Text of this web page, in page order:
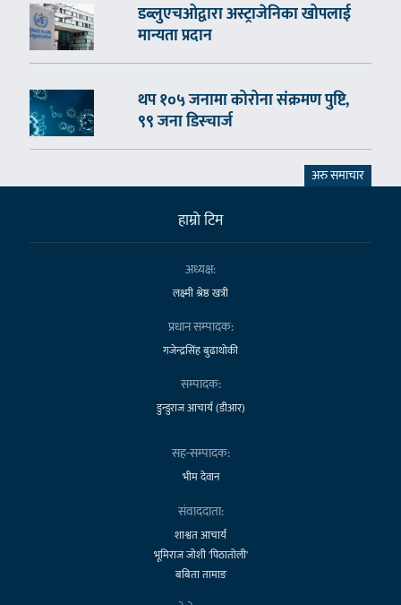
डब्लुएचओद्वारा अस्ट्राजेनिका खोपलाई
मान्यता प्रदान
थप १०५ जनामा कोरोना संक्रमण पुष्टि,
९९ जना डिस्चार्ज
अरु समाचार
हाम्राे टिम
अध्यक्ष:
लक्ष्मी श्रेष्ठ खत्री
प्रधान सम्पादक:
गजेन्द्रसिंह बुढाथोकी
सम्पादक:
डुन्डुराज आचार्य (डीआर)
सह-सम्पादक:
भीम देवान
संवाददाता:
शाश्वत आचार्य
भूमिराज जोशी 'पिठातोली'
बबिता तामाङ